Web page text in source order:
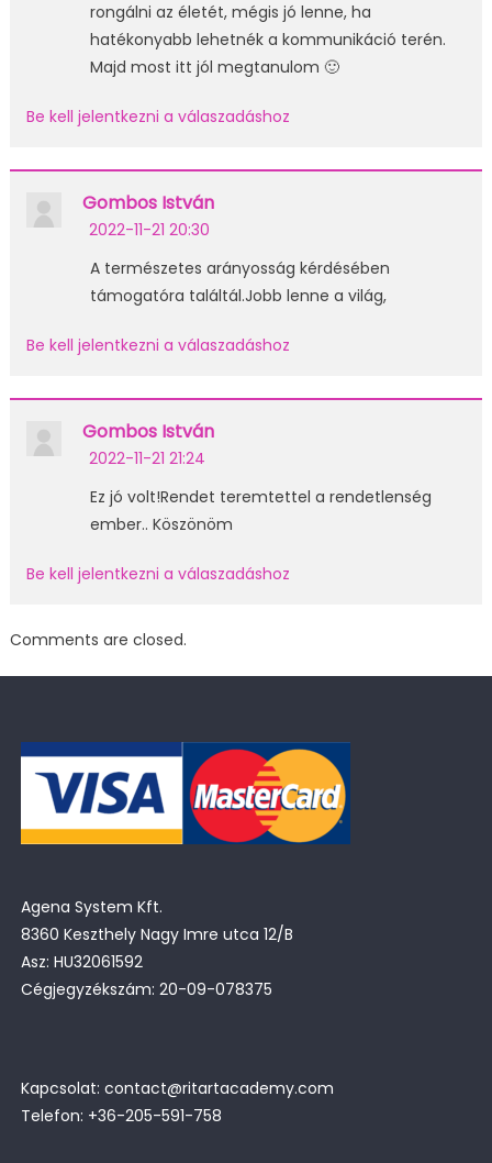
rongálni az életét, mégis jó lenne, ha
hatékonyabb lehetnék a kommunikáció terén.
Majd most itt jól megtanulom 🙂
Be kell jelentkezni a válaszadáshoz
Gombos István
2022-11-21 20:30
A természetes arányosság kérdésében
támogatóra találtál.Jobb lenne a világ,
Be kell jelentkezni a válaszadáshoz
Gombos István
2022-11-21 21:24
Ez jó volt!Rendet teremtettel a rendetlenség
ember.. Köszönöm
Be kell jelentkezni a válaszadáshoz
Comments are closed.
Agena System Kft.
8360 Keszthely Nagy Imre utca 12/B
Asz: HU32061592
Cégjegyzékszám: 20-09-078375
Kapcsolat: contact@ritartacademy.com
Telefon: +36-205-591-758